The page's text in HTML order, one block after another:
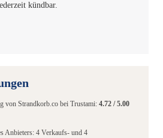
kündbar.
von Strandkorb.co bei Trustami: 4.72 /5.00
Anbieters: 4 Verkaufs- und 4